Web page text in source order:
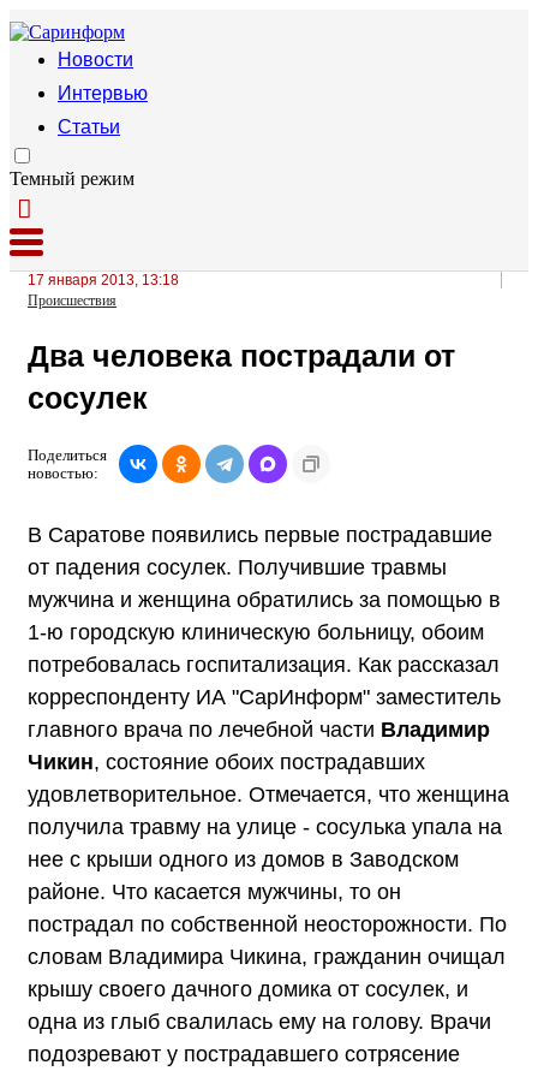
Новости
Интервью
Статьи
Темный режим
17 января 2013, 13:18
Происшествия
Два человека пострадали от
сосулек
Поделиться
новостью:
В Саратове появились первые пострадавшие
от падения сосулек. Получившие травмы
мужчина и женщина обратились за помощью в
1-ю городскую клиническую больницу, обоим
потребовалась госпитализация. Как рассказал
корреспонденту ИА "СарИнформ" заместитель
главного врача по лечебной части Владимир
Чикин, состояние обоих пострадавших
удовлетворительное. Отмечается, что женщина
получила травму на улице - сосулька упала на
нее с крыши одного из домов в Заводском
районе. Что касается мужчины, то он
пострадал по собственной неосторожности. По
словам Владимира Чикина, гражданин очищал
крышу своего дачного домика от сосулек, и
одна из глыб свалилась ему на голову. Врачи
подозревают у пострадавшего сотрясение